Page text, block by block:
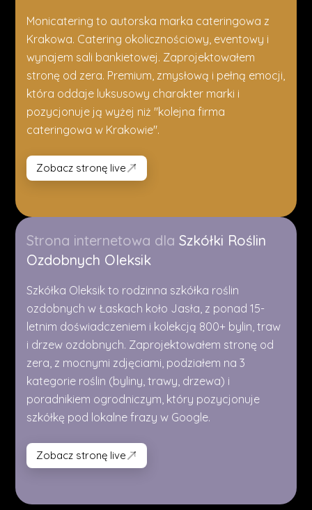
Monicatering to autorska marka cateringowa z
Krakowa. Catering okolicznościowy, eventowy i
wynajem sali bankietowej. Zaprojektowałem
stronę od zera. Premium, zmysłową i pełną emocji,
która oddaje luksusowy charakter marki i
pozycjonuje ją wyżej niż "kolejna firma
cateringowa w Krakowie".
Zobacz stronę live
Zobacz stronę live
Strona internetowa dla Szkółki Roślin
Ozdobnych Oleksik
Szkółka Oleksik to rodzinna szkółka roślin
ozdobnych w Łaskach koło Jasła, z ponad 15-
letnim doświadczeniem i kolekcją 800+ bylin, traw
i drzew ozdobnych. Zaprojektowałem stronę od
zera, z mocnymi zdjęciami, podziałem na 3
kategorie roślin (byliny, trawy, drzewa) i
poradnikiem ogrodniczym, który pozycjonuje
szkółkę pod lokalne frazy w Google.
Zobacz stronę live
Zobacz stronę live